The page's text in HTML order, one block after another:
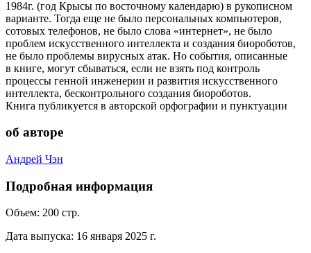
1984г. (год Крысы по восточному календарю) в рукописном
варианте. Тогда еще не было персональных компьютеров,
сотовых телефонов, не было слова «интернет», не было
проблем искусственного интеллекта и создания биороботов,
не было проблемы вирусных атак. Но события, описанные
в книге, могут сбываться, если не взять под контроль
процессы генной инженерии и развития искусственного
интеллекта, бесконтрольного создания биороботов.
Книга публикуется в авторской орфографии и пунктуации
об авторе
Андрей Чэн
Подробная информация
Объем: 200 стр.
Дата выпуска: 16 января 2025 г.